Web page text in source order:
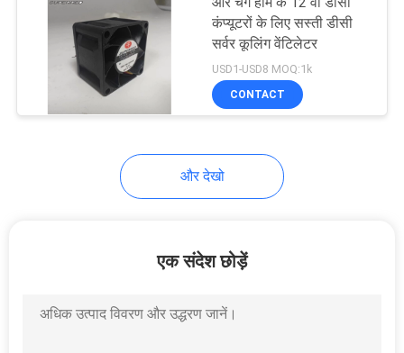
कंप्यूटरों के लिए सस्ती डीसी
सर्वर कूलिंग वेंटिलेटर
USD1-USD8 MOQ:1k
CONTACT
और देखो
एक संदेश छोड़ें